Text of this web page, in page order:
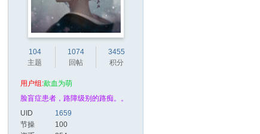
104
主题
1074
回帖
3455
积分
用户组:歃血为萌
脸盲症患者，路障级别的路痴。。
UID
1659
节操
100